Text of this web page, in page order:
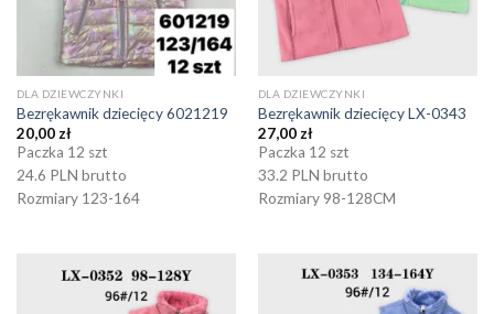
DLA DZIEWCZYNKI
Bezrękawnik dziecięcy 6021219
20,00 zł
Paczka 12 szt
24.6 PLN brutto
Rozmiary 123-164
DLA DZIEWCZYNKI
Bezrękawnik dziecięcy LX-0343
27,00 zł
Paczka 12 szt
33.2 PLN brutto
Rozmiary 98-128CM